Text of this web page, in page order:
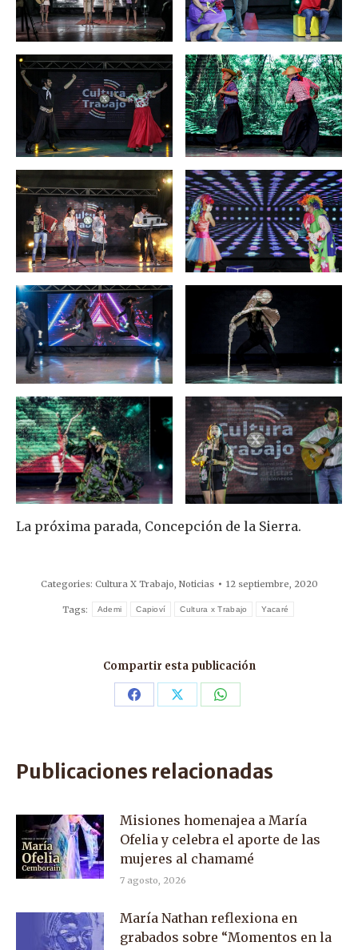
La próxima parada, Concepción de la Sierra.
Categories: Cultura X Trabajo, Noticias 12 septiembre, 2020
Tags: Ademi Capioví Cultura x Trabajo Yacaré
Compartir esta publicación
Share Share Share
Publicaciones relacionadas
Misiones homenajea a María
Ofelia y celebra el aporte de las
mujeres al chamamé
7 agosto, 2026
María Nathan reflexiona en
grabados sobre “Momentos en la